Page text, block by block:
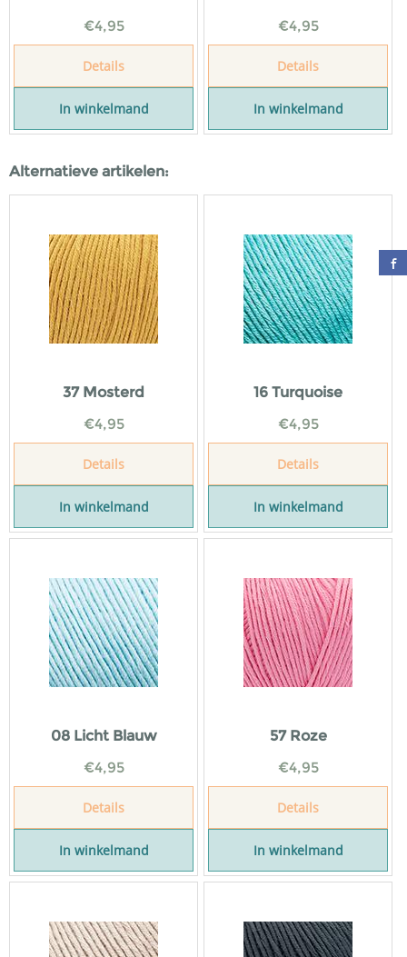
€4,95
Details
In winkelmand
€4,95
Details
In winkelmand
Alternatieve artikelen:
37 Mosterd
€4,95
Details
In winkelmand
16 Turquoise
€4,95
Details
In winkelmand
08 Licht Blauw
€4,95
Details
In winkelmand
57 Roze
€4,95
Details
In winkelmand